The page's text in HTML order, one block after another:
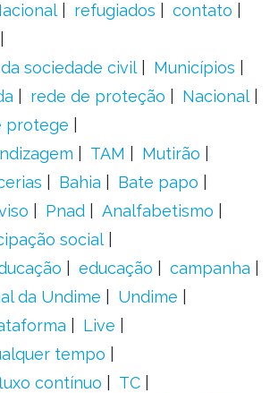
refugiados
contato
sociedade civil
Municípios
rede de proteção
Nacional
protege
TAM
Mutirão
Bahia
Bate papo
Pnad
Analfabetismo
social
educação
campanha
da Undime
Undime
Live
tempo
contínuo
TC